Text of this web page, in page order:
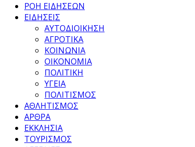
ΡΟΗ ΕΙΔΗΣΕΩΝ
ΕΙΔΗΣΕΙΣ
ΑΥΤΟΔΙΟΙΚΗΣΗ
ΑΓΡΟΤΙΚΑ
ΚΟΙΝΩΝΙΑ
ΟΙΚΟΝΟΜΙΑ
ΠΟΛΙΤΙΚΗ
ΥΓΕΙΑ
ΠΟΛΙΤΙΣΜΟΣ
ΑΘΛΗΤΙΣΜΟΣ
ΑΡΘΡΑ
ΕΚΚΛΗΣΙΑ
ΤΟΥΡΙΣΜΟΣ